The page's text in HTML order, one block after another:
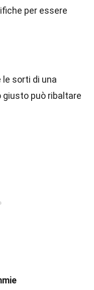
per essere
le sorti di una
può ribaltare